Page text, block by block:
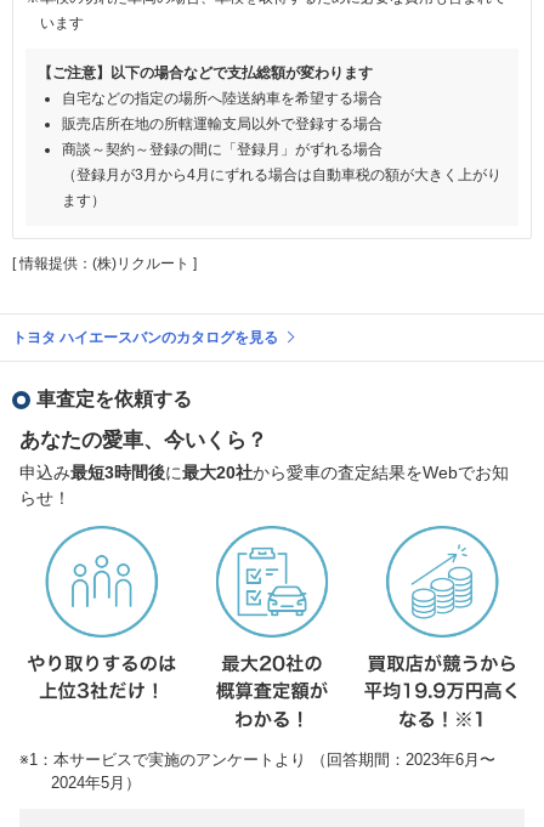
います
【ご注意】以下の場合などで支払総額が変わります
自宅などの指定の場所へ陸送納車を希望する場合
販売店所在地の所轄運輸支局以外で登録する場合
商談～契約～登録の間に「登録月」がずれる場合
（登録月が3月から4月にずれる場合は自動車税の額が大きく上がり
ます）
[ 情報提供：(株)リクルート ]
トヨタ ハイエースバンのカタログを見る
車査定を依頼する
あなたの愛車、今いくら？
申込み最短3時間後に最大20社から愛車の査定結果をWebでお知
らせ！
※1：本サービスで実施のアンケートより （回答期間：2023年6月〜
2024年5月）